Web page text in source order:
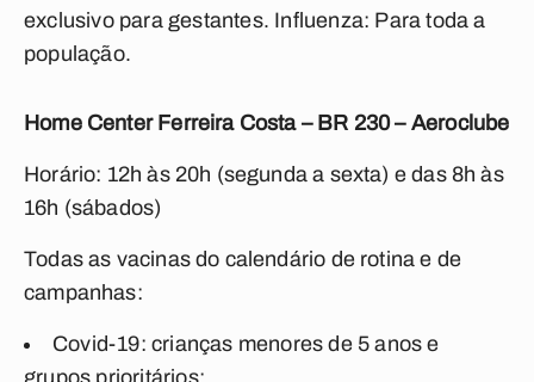
exclusivo para gestantes. Influenza: Para toda a
população.
Home Center Ferreira Costa – BR 230 – Aeroclube
Horário: 12h às 20h (segunda a sexta) e das 8h às
16h (sábados)
Todas as vacinas do calendário de rotina e de
campanhas:
Covid-19: crianças menores de 5 anos e
grupos prioritários;